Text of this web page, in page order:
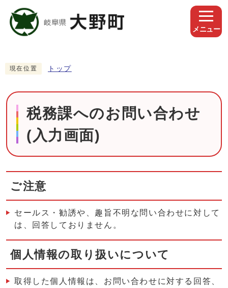
メニュー
現在位置 トップ
税務課へのお問い合わせ
(入力画面)
ご注意
セールス・勧誘や、趣旨不明な問い合わせに対して
は、回答しておりません。
個人情報の取り扱いについて
取得した個人情報は、お問い合わせに対する回答、